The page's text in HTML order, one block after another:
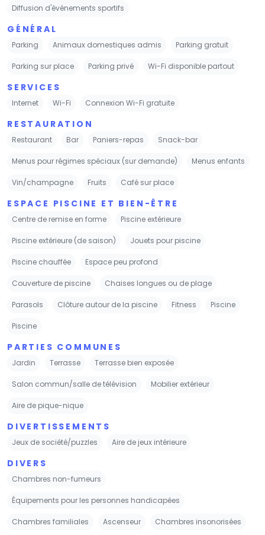
Diffusion d'événements sportifs
GÉNÉRAL
Parking Animaux domestiques admis Parking gratuit
Parking sur place Parking privé Wi-Fi disponible partout
SERVICES
Internet Wi-Fi Connexion Wi-Fi gratuite
RESTAURATION
Restaurant Bar Paniers-repas Snack-bar
Menus pour régimes spéciaux (sur demande) Menus enfants
Vin/champagne Fruits Café sur place
ESPACE PISCINE ET BIEN-ÊTRE
Centre de remise en forme Piscine extérieure
Piscine extérieure (de saison) Jouets pour piscine
Piscine chauffée Espace peu profond
Couverture de piscine Chaises longues ou de plage
Parasols Clôture autour de la piscine Fitness Piscine
Piscine
PARTIES COMMUNES
Jardin Terrasse Terrasse bien exposée
Salon commun/salle de télévision Mobilier extérieur
Aire de pique-nique
DIVERTISSEMENTS
Jeux de société/puzzles Aire de jeux intérieure
DIVERS
Chambres non-fumeurs
Équipements pour les personnes handicapées
Chambres familiales Ascenseur Chambres insonorisées